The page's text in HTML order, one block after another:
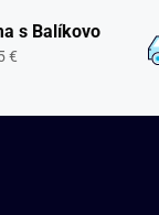
s Balíkovo
€